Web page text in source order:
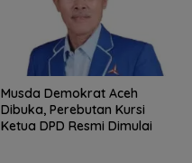
Musda Demokrat Aceh
Dibuka, Perebutan Kursi
Ketua DPD Resmi Dimulai